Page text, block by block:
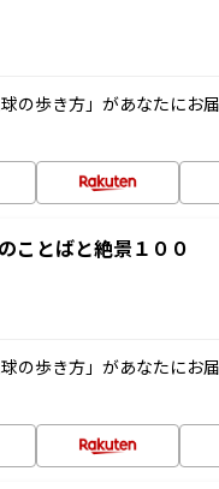
の歩き方」があなたにお
ことばと絶景１００
の歩き方」があなたにお